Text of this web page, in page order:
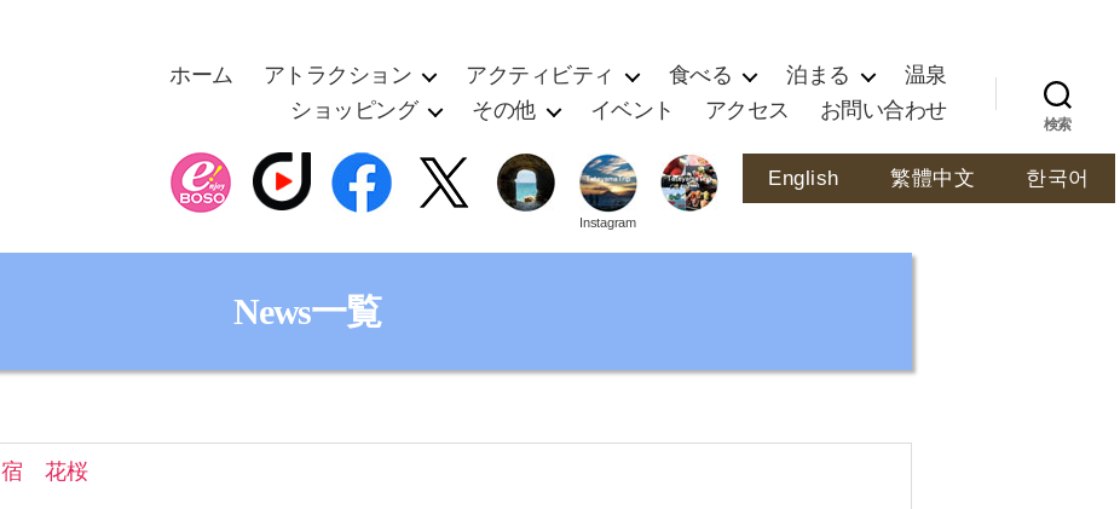
ホーム アトラクション アクティビティ 食べる 泊まる
温泉
ショッピング
その他 イベント アクセス お問い合わせ
検索
Instagram
English 繁體中文 한국어
News一覧
宿 花桜